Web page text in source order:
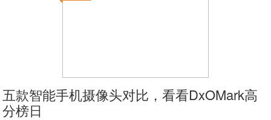
五款智能手机摄像头对比，看看DxOMark高
分榜日